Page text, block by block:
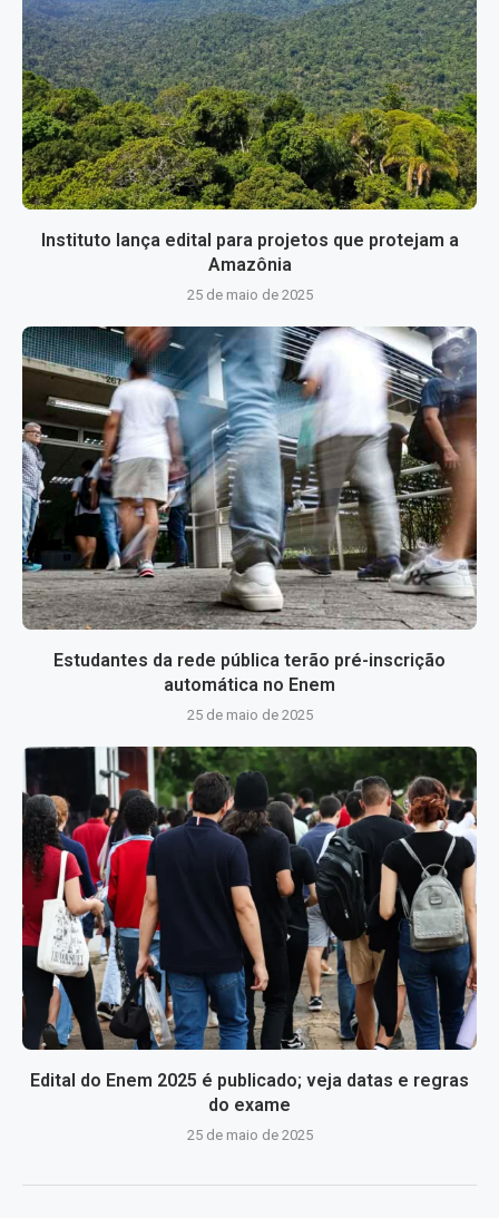
Instituto lança edital para projetos que protejam a
Amazônia
25 de maio de 2025
Estudantes da rede pública terão pré-inscrição
automática no Enem
25 de maio de 2025
Edital do Enem 2025 é publicado; veja datas e regras
do exame
25 de maio de 2025